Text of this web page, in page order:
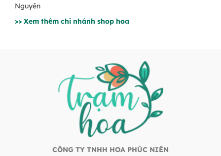
Nguyên
>> Xem thêm chi nhánh shop hoa
CÔNG TY TNHH HOA PHÚC NIÊN